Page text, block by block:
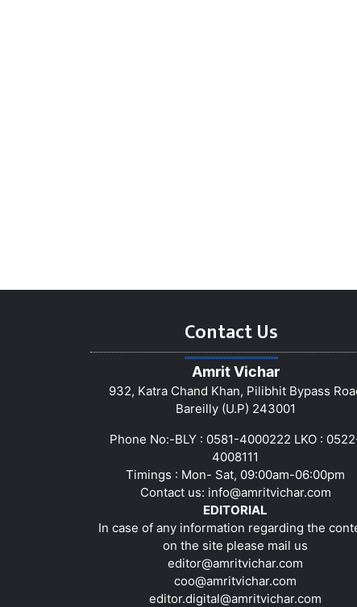
Contact Us
Amrit Vichar
932, Katra Chand Khan, Pilibhit Bypass
Bareilly (U.P) 243001
Phone No:-BLY : 0581-4000222 LKO :
4008111
Timings : Mon- Sat, 09:00am-06:00pm
Contact us: info@amritvichar.com
EDITORIAL
In case of any information regarding the
on the site please mail us
editor@amritvichar.com
coo@amritvichar.com
editor.digital@amritvichar.com